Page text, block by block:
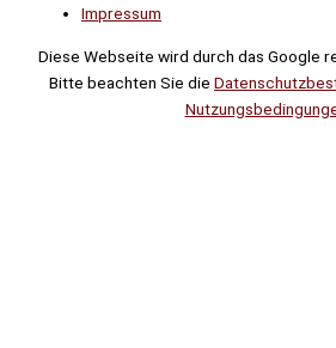
Impressum
Diese Webseite wird durch das Google
Bitte beachten Sie die